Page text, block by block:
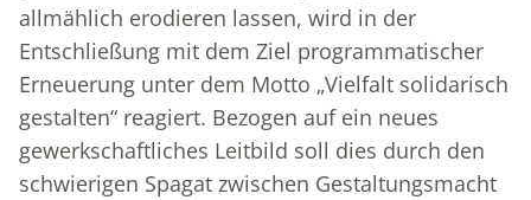
allmählich erodieren lassen, wird in der
Entschließung mit dem Ziel programmatischer
Erneuerung unter dem Motto „Vielfalt solidarisch
gestalten“ reagiert. Bezogen auf ein neues
gewerkschaftliches Leitbild soll dies durch den
schwierigen Spagat zwischen Gestaltungsmacht